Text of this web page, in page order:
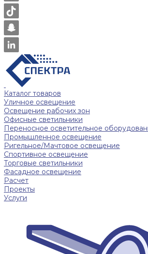
Каталог товаров
Уличное освещение
Освещение рабочих зон
Офисные светильники
Переносное осветительное
Промышленное освещение
Ригельное/Мачтовое освещение
Спортивное освещение
Торговые светильники
Фасадное освещение
Расчет
Проекты
Услуги